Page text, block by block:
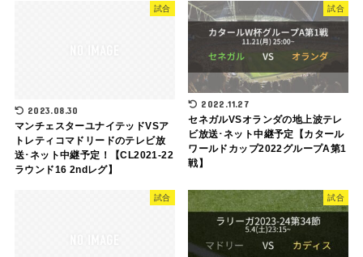
試合
2023.08.30
マンチェスターユナイテッドVSア
トレティコマドリードのテレビ放
送･ネット中継予定！【CL2021-22
ラウンド16 2ndレグ】
試合
2022.11.27
セネガルVSオランダの地上波テレ
ビ放送･ネット中継予定【カタール
ワールドカップ2022グループA第1
戦】
試合 試合